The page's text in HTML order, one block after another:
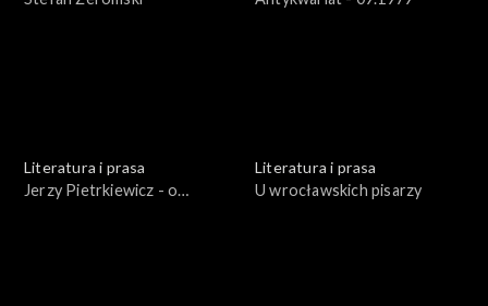
Literatura i prasa
Jerzy Pietrkiewicz - o
Literatura i prasa
U wrocławskich pisarzy